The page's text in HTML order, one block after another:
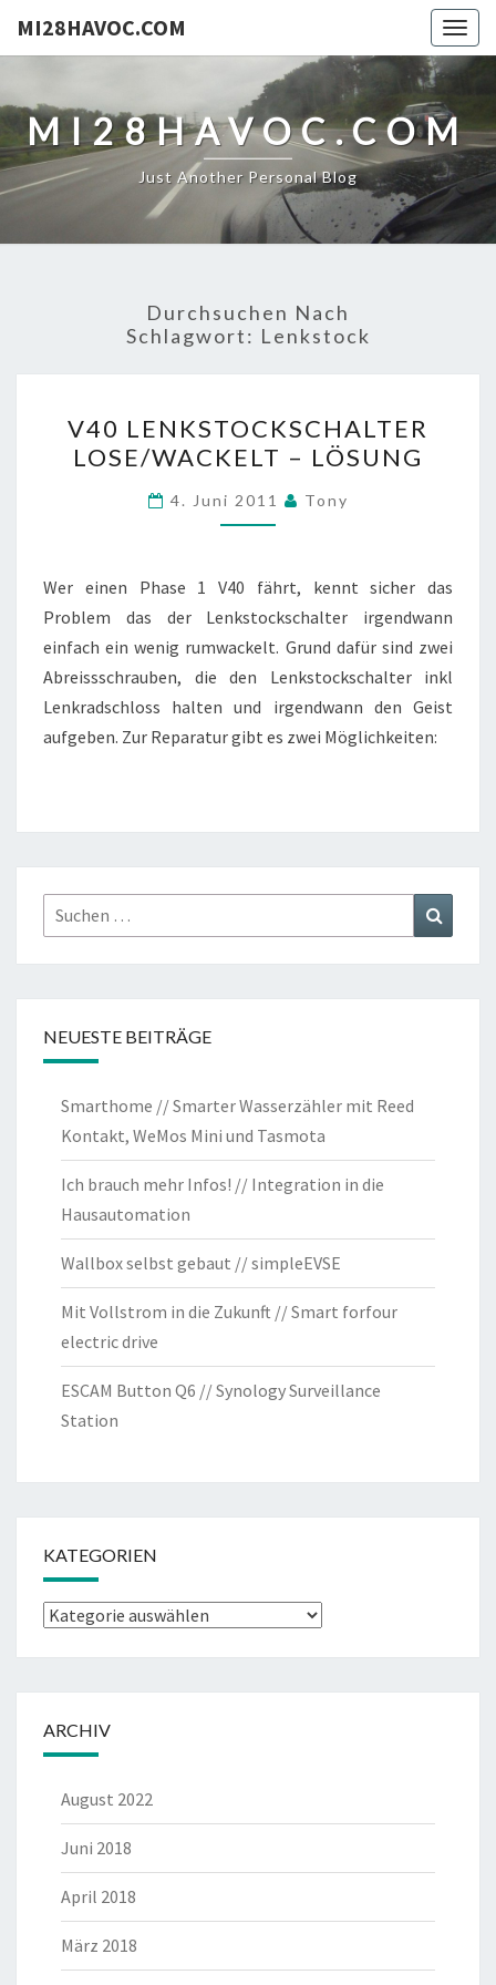
MI28HAVOC.COM
MI28HAVOC.COM
Just Another Personal Blog
Durchsuchen Nach
Schlagwort: Lenkstock
LENKSTOCKSCHALTER
LOSE/WACKELT
–
LÖSUNG
V40 LENKSTOCKSCHALTER
LOSE/WACKELT – LÖSUNG
4. Juni 2011 Tony
Wer einen Phase 1 V40 fährt, kennt sicher das
Problem das der Lenkstockschalter irgendwann
einfach ein wenig rumwackelt. Grund dafür sind zwei
Abreissschrauben, die den Lenkstockschalter inkl
Lenkradschloss halten und irgendwann den Geist
aufgeben. Zur Reparatur gibt es zwei Möglichkeiten:
Suchen
nach:
NEUESTE BEITRÄGE
Smarthome // Smarter Wasserzähler mit Reed
Kontakt, WeMos Mini und Tasmota
Ich brauch mehr Infos! // Integration in die
Hausautomation
Wallbox selbst gebaut // simpleEVSE
Mit Vollstrom in die Zukunft // Smart forfour
electric drive
ESCAM Button Q6 // Synology Surveillance
Station
KATEGORIEN
Kategorien
ARCHIV
August 2022
Juni 2018
April 2018
März 2018